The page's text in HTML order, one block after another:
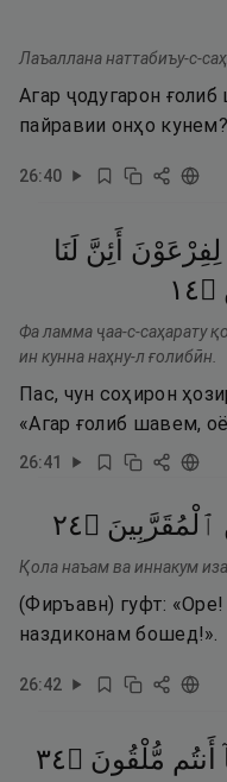
Лаъаллана наттабиъу-с-
Агар ҷодугарон
пайравии онҳо
26:40
لِفِرْعَوْنَ أَئِنَّ لَنَا
۝٤١
Фа ламма ҷаа-с-саҳарату
ин кунна наҳну-л ғолибӣн.
Пас, чун соҳирон
«Агар ғолиб шавем,
26:41
ٱلْمُقَرَّبِينَ ۝٤٢
Қола наъам ва иннакум
(Фиръавн) гуфт:
наздиконам бошед!».
26:42
أَنتُم مُّلْقُونَ ۝٤٣